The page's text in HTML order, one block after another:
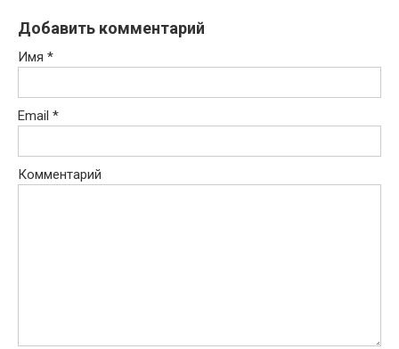
Добавить комментарий
Имя *
Email *
Комментарий